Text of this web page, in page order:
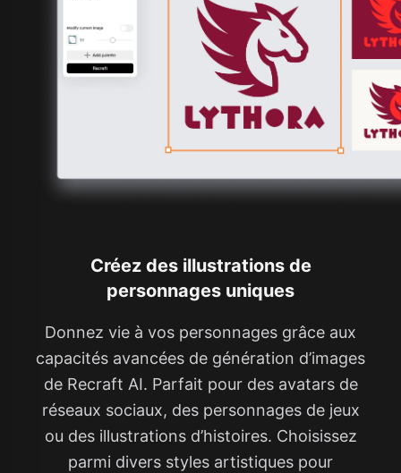
Créez des illustrations de
personnages uniques
Donnez vie à vos personnages grâce aux
capacités avancées de génération d’images
de Recraft AI. Parfait pour des avatars de
réseaux sociaux, des personnages de jeux
ou des illustrations d’histoires. Choisissez
parmi divers styles artistiques pour